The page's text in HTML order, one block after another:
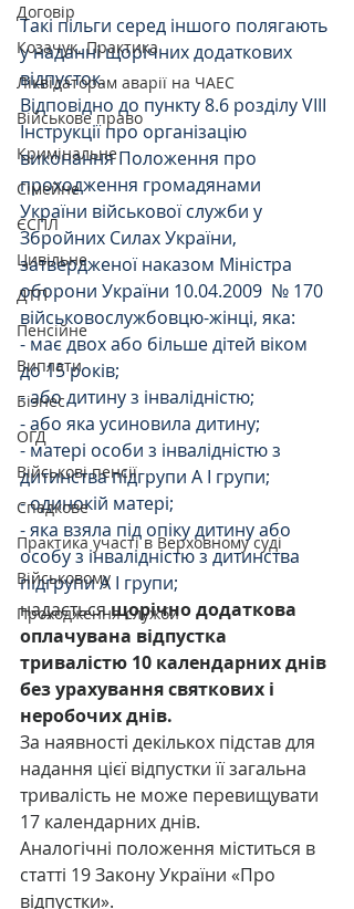
Договір
Козачук. Практика
Ліквідаторам аварії на ЧАЕС
Військове право
Кримінальне
Сімейне
ЄСПЛ
Цивільне
ДТП
Пенсійне
Виплати
Бізнес
ОГД
Військові пенсії
Спадкове
Практика участі в Верховному суді
Військовому
Проходження служби
Такі пільги серед іншого полягають
у наданні щорічних додаткових
відпусток.
Відповідно до пункту 8.6 розділу VIII
Інструкції про організацію
виконання Положення про
проходження громадянами
України військової служби у
Збройних Силах України,
затвердженої наказом Міністра
оборони України 10.04.2009  № 170
військовослужбовцю-жінці, яка:
- має двох або більше дітей віком
до 15 років;
- або дитину з інвалідністю;
- або яка усиновила дитину;
- матері особи з інвалідністю з
дитинства підгрупи А I групи;
- одинокій матері;
- яка взяла під опіку дитину або
особу з інвалідністю з дитинства
підгрупи А I групи;
надається щорічно додаткова
оплачувана відпустка
тривалістю 10 календарних днів
без урахування святкових і
неробочих днів.
За наявності декількох підстав для
надання цієї відпустки її загальна
тривалість не може перевищувати
17 календарних днів.
Аналогічні положення міститься в
статті 19 Закону України «Про
відпустки».